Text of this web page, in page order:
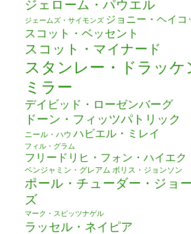
ジェローム・パウエル
ジェームズ・サイモンズ ジョニー・ヘイコ
スコット・ベッセント
スコット・マイナード
スタンレー・ドラッケ
ミラー
デイビッド・ローゼンバーグ
ドーン・フィッツパトリック
ニール・ハウ ハビエル・ミレイ
フィル・グラム
フリードリヒ・フォン・ハイエク
ベンジャミン・グレアム ボリス・ジョンソン
ポール・チューダー・ジョ
ズ
マーク・スピッツナゲル
ラッセル・ネイピア